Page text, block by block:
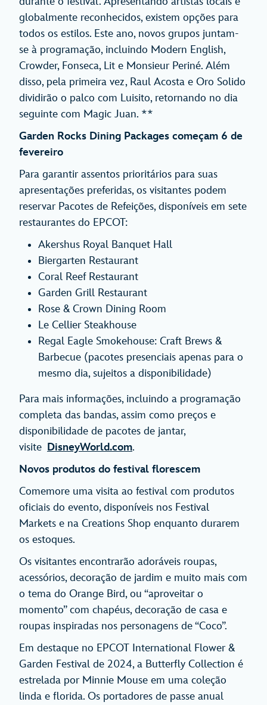
globalmente reconhecidos, existem opções para
todos os estilos. Este ano, novos grupos juntam-
se à programação, incluindo Modern English,
Crowder, Fonseca, Lit e Monsieur Periné. Além
disso, pela primeira vez, Raul Acosta e Oro Solido
dividirão o palco com Luisito, retornando no dia
seguinte com Magic Juan. **
Garden Rocks Dining Packages começam 6 de
fevereiro
Para garantir assentos prioritários para suas
apresentações preferidas, os visitantes podem
reservar Pacotes de Refeições, disponíveis em sete
restaurantes do EPCOT:
Akershus Royal Banquet Hall
Biergarten Restaurant
Coral Reef Restaurant
Garden Grill Restaurant
Rose & Crown Dining Room
Le Cellier Steakhouse
Regal Eagle Smokehouse: Craft Brews &
Barbecue (pacotes presenciais apenas para o
mesmo dia, sujeitos a disponibilidade)
Para mais informações, incluindo a programação
completa das bandas, assim como preços e
disponibilidade de pacotes de jantar,
visite DisneyWorld.com.
Novos produtos do festival florescem
Comemore uma visita ao festival com produtos
oficiais do evento, disponíveis nos Festival
Markets e na Creations Shop enquanto durarem
os estoques.
Os visitantes encontrarão adoráveis roupas,
acessórios, decoração de jardim e muito mais com
o tema do Orange Bird, ou “aproveitar o
momento” com chapéus, decoração de casa e
roupas inspiradas nos personagens de “Coco”.
Em destaque no EPCOT International Flower &
Garden Festival de 2024, a Butterfly Collection é
estrelada por Minnie Mouse em uma coleção
linda e florida. Os portadores de passe anual